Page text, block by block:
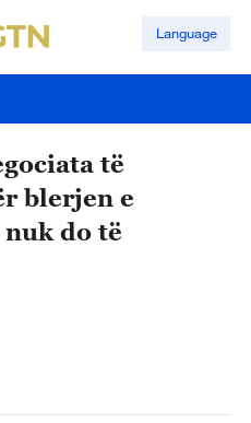
Language
të
blerjen e
do të